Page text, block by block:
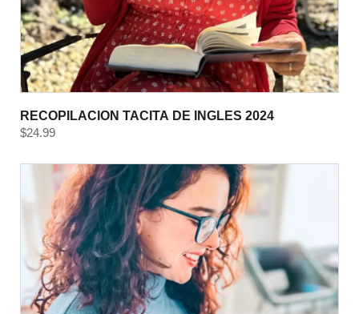
RECOPILACION TACITA DE INGLES 2024
$24.99